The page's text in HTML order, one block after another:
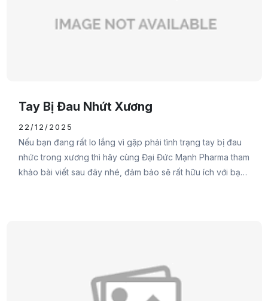
Tay Bị Đau Nhứt Xương
22/12/2025
Nếu bạn đang rất lo lắng vì gặp phải tình trạng tay bị đau
nhức trong xương thì hãy cùng Đại Đức Mạnh Pharma tham
khảo bài viết sau đây nhé, đảm bảo sẽ rất hữu ích với bạn